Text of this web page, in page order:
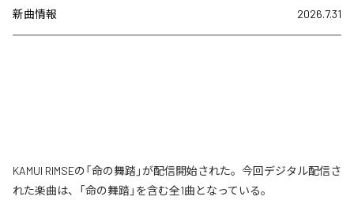
新曲情報 2026.7.31
KAMUI RIMSEの「命の舞踏」が配信開始された。今回デジタル配信さ
れた楽曲は、「命の舞踏」を含む全1曲となっている。